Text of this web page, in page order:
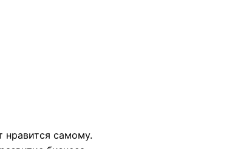
нравится самому.